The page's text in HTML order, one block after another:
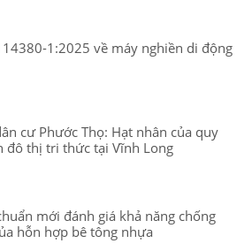
14380-1:2025 về máy nghiền di động
cư Phước Thọ: Hạt nhân của quy
đô thị tri thức tại Vĩnh Long
mới đánh giá khả năng chống
hỗn hợp bê tông nhựa